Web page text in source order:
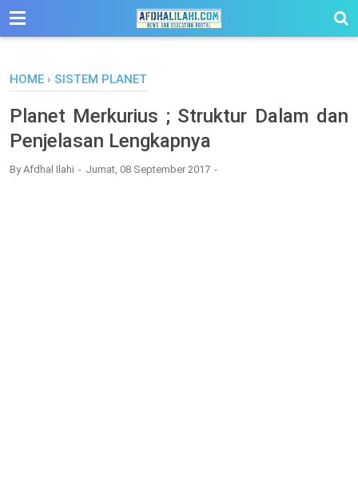
-->
HOME › SISTEM PLANET
Planet Merkurius ; Struktur Dalam dan
Penjelasan Lengkapnya
ByAfdhal Ilahi Jumat, 08 September 2017